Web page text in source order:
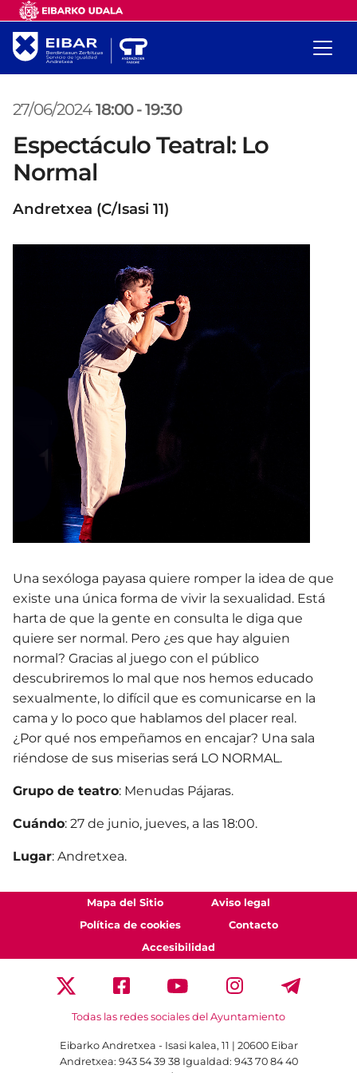
27/06/2024 18:00 -19:30
Espectáculo Teatral: Lo
Normal
Andretxea (C/Isasi 11)
Una sexóloga payasa quiere romper la idea de que
existe una única forma de vivir la sexualidad. Está
harta de que la gente en consulta le diga que
quiere ser normal. Pero ¿es que hay alguien
normal? Gracias al juego con el público
descubriremos lo mal que nos hemos educado
sexualmente, lo difícil que es comunicarse en la
cama y lo poco que hablamos del placer real.
¿Por qué nos empeñamos en encajar? Una sala
riéndose de sus miserias será LO NORMAL.
Grupo de teatro: Menudas Pájaras.
Cuándo: 27 de junio, jueves, a las 18:00.
Lugar: Andretxea.
Mapa del Sitio
Aviso legal
Política de cookies
Contacto
Accesibilidad
Todas las redes sociales del Ayuntamiento
Eibarko Andretxea - Isasi kalea, 11 | 20600 Eibar
Andretxea: 943 54 39 38 Igualdad: 943 70 84 40